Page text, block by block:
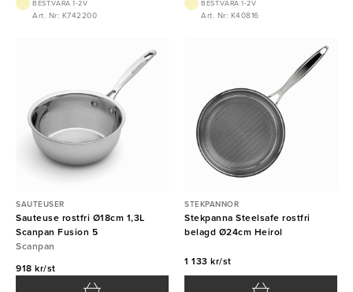
BEST.VARA 1-2V
Art. Nr: K742200
BEST.VARA 1-2V
Art. Nr: K40816
SAUTEUSER
Sauteuse rostfri Ø18cm 1,3L
Scanpan Fusion 5
Scanpan
918 kr/st
STEKPANNOR
Stekpanna Steelsafe rostfri
belagd Ø24cm Heirol
1 133 kr/st